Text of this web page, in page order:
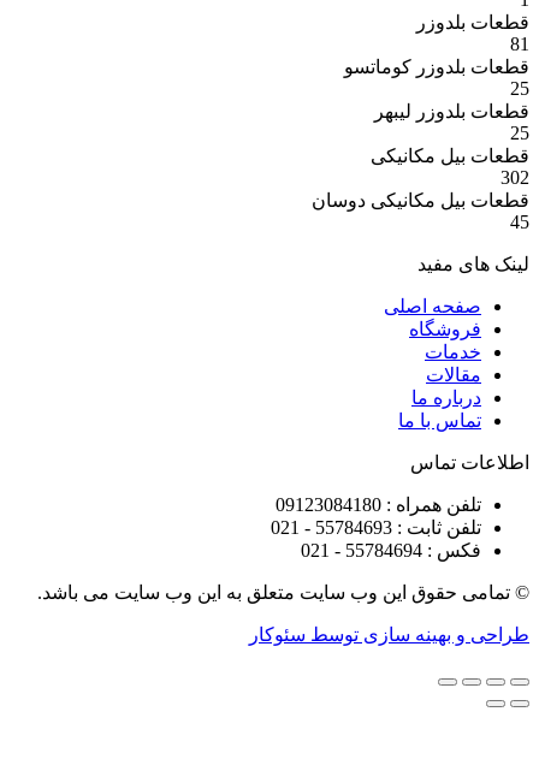
کوماتسو
لیبهر
مکانیکی
مکانیکی دوسان
اصلی
ما
با ما
: 09123084180
: 55784693 - 021
این وب سایت متعلق به این وب سایت می باشد.
سازی توسط سئوکار